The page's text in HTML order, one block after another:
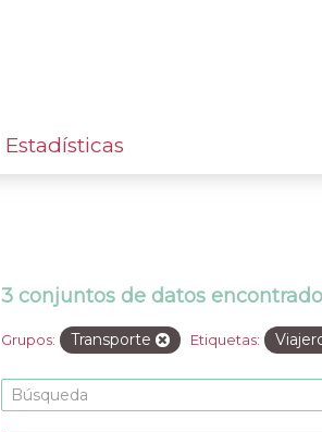
Estadísticas
3 conjuntos de datos
Grupos: Transporte Etiquetas: